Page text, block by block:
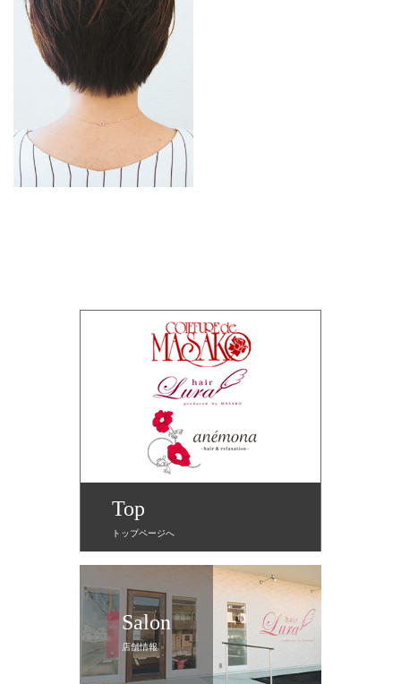
Top
トップページへ
Salon
店舗情報